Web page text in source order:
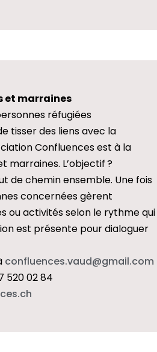
et marraines
réfugiées
tisser des liens avec la
Confluences est à la
marraines. L’objectif ?
de chemin ensemble. Une fois
concernées gèrent
ou activités selon le rythme qui
est présente pour dialoguer
confluences.vaud@gmail.com
520 02 84